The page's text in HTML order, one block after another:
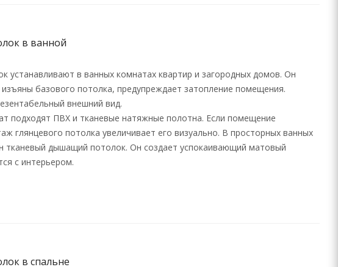
в ванной
устанавливают в ванных комнатах квартир и загородных домов. Он
базового потолка, предупреждает затопление помещения.
внешний вид.
подходят ПВХ и тканевые натяжные полотна. Если помещение
глянцевого потолка увеличивает его визуально. В просторных ванных
тканевый дышащий потолок. Он создает успокаивающий матовый
с интерьером.
в спальне